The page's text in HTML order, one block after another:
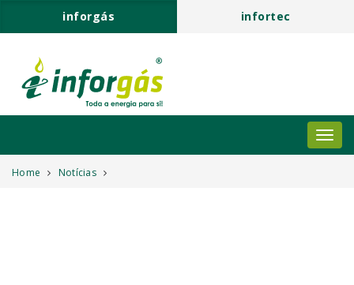
inforgás infortec
Home Notícias